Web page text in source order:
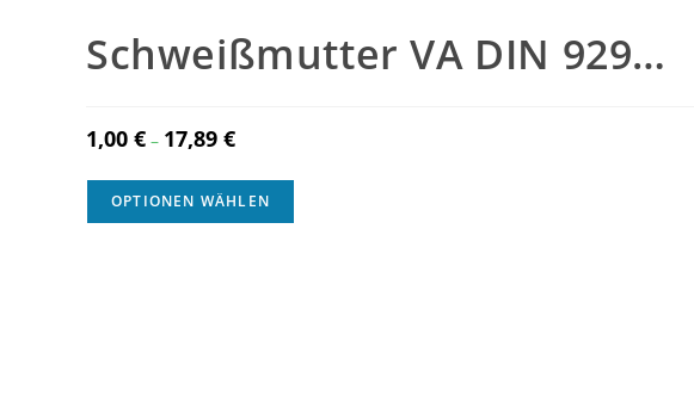
Schweißmutter VA DIN 929…
1,00 € – 17,89 €Price
1,00 €
through
OPTIONEN WÄHLEN